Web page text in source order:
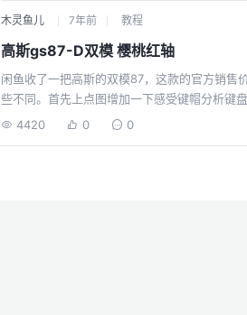
成！像我的蓝牙是因特尔产的，所以找到因特
木灵鱼儿 7年前 教程
高斯gs87-D双模 樱桃红轴
闲鱼收了一把高斯的双模87，这款的官方销
些不同。首先上点图增加一下感受键帽分析键
元左右的单色pbt，但是很可惜，高斯采用黑
而和ikbc的dc-87比，ikbc使用的虽然也是pbt
4420 0 0